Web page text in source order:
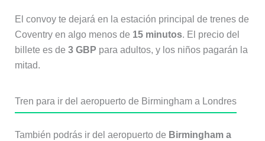
El convoy te dejará en la estación principal de trenes de
Coventry en algo menos de 15 minutos. El precio del
billete es de 3 GBP para adultos, y los niños pagarán la
mitad.
Tren para ir del aeropuerto de Birmingham a Londres
También podrás ir del aeropuerto de Birmingham a